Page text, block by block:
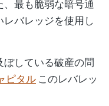
最も脆弱な暗号通
バレッジを使用し
している破産の問
ピタル このレバレッ